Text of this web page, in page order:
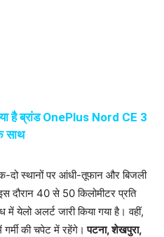
है ब्रांड OnePlus Nord CE 3
साथ
दो स्थानों पर आंधी-तूफान और बिजली
दौरान 40 से 50 किलोमीटर प्रति
येलो अलर्ट जारी किया गया है। वहीं,
की चपेट में रहेंगे। पटना, शेखपुरा,